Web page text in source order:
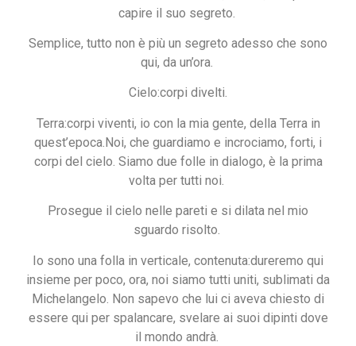
capire il suo segreto.
Semplice, tutto non è più un segreto adesso che sono
qui, da un’ora.
Cielo:corpi divelti.
Terra:corpi viventi, io con la mia gente, della Terra in
quest’epoca.Noi, che guardiamo e incrociamo, forti, i
corpi del cielo. Siamo due folle in dialogo, è la prima
volta per tutti noi.
Prosegue il cielo nelle pareti e si dilata nel mio
sguardo risolto.
Io sono una folla in verticale, contenuta:dureremo qui
insieme per poco, ora, noi siamo tutti uniti, sublimati da
Michelangelo. Non sapevo che lui ci aveva chiesto di
essere qui per spalancare, svelare ai suoi dipinti dove
il mondo andrà.